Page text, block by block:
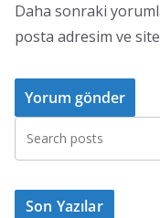
Daha sonraki
posta adresim ve
Son Yazılar